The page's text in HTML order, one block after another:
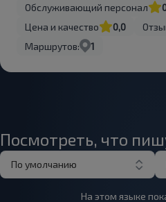
Обслуживающий персонал
Цена и качество
0,0
Маршрутов:
1
Посмотреть, что
По умолчанию
На этом языке